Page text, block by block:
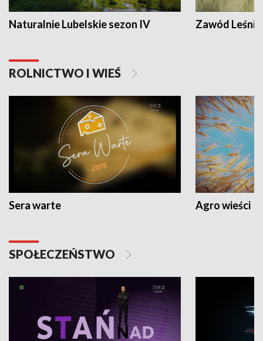
Naturalnie Lubelskie sezon IV Zawód Leśnik
ROLNICTWO I WIEŚ
Sera warte Agro wieści
SPOŁECZEŃSTWO